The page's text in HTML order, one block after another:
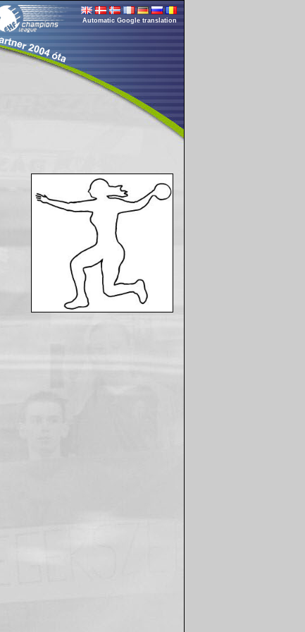
Automatic Google translation